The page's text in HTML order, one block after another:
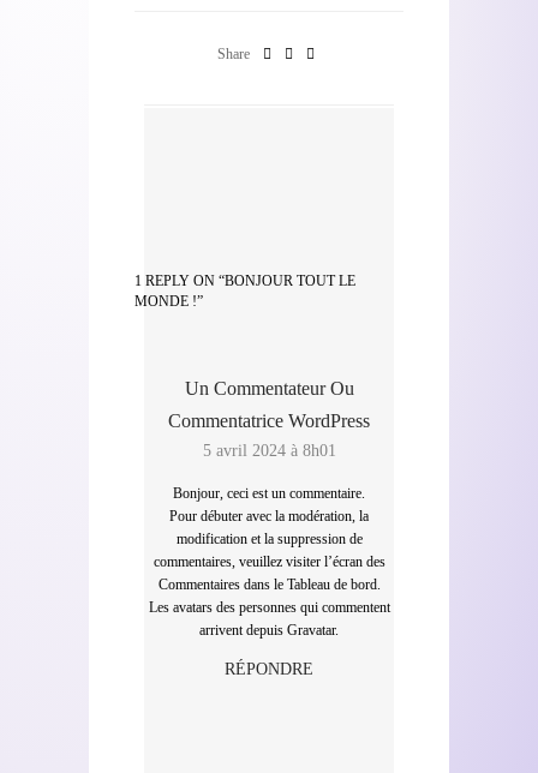
Share
1 REPLY ON “BONJOUR TOUT LE
MONDE !”
Un Commentateur Ou
Commentatrice WordPress
5 avril 2024 à 8h01
Bonjour, ceci est un commentaire.
Pour débuter avec la modération, la
modification et la suppression de
commentaires, veuillez visiter l’écran des
Commentaires dans le Tableau de bord.
Les avatars des personnes qui commentent
arrivent depuis Gravatar.
RÉPONDRE